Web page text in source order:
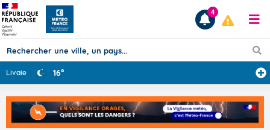
Prévisions
TOUS LES RÉSULTATS
4
Livaie 16°